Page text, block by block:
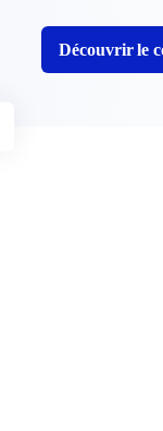
Découvrir le